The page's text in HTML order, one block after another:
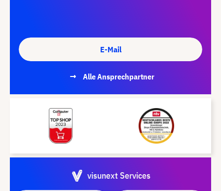
E-Mail
Alle Ansprechpartner
visunext Services